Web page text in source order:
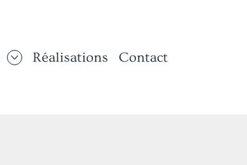
Réalisations Contact